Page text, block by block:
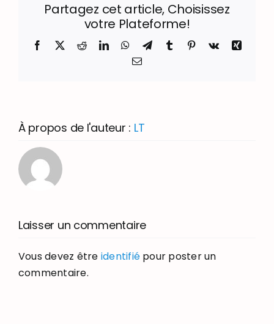
Partagez cet article, Choisissez
votre Plateforme!
Facebook
X RedditLinkedInWhatsApp
TelegramTumblr Pinterest
Vk
Xing
Email
À propos de l'auteur : LT
Laisser un commentaire
Vous devez être identifié pour poster un
commentaire.